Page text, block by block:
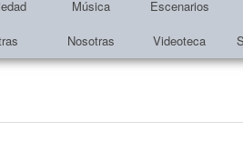
Música Escenarios
Nosotras Videoteca